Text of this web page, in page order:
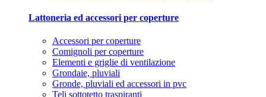
Lattoneria ed accessori per coperture
Accessori per coperture
Comignoli per coperture
Elementi e griglie di ventilazione
Grondaie, pluviali
Gronde, pluviali ed accessori in pvc
Teli sottotetto traspiranti